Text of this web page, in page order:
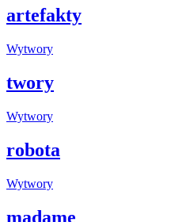
artefakty
Wytwory
twory
Wytwory
robota
Wytwory
madame